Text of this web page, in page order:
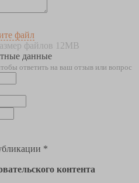
файл
файлов 12MB
данные
ответить на ваш отзыв или вопрос
*
контента